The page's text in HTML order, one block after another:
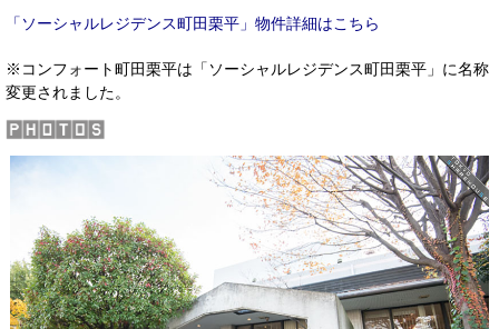
「ソーシャルレジデンス町田栗平」 物件詳細はこちら
※コンフォート町田栗平は「ソーシャルレジデンス町田栗平」に名称
変更されました。